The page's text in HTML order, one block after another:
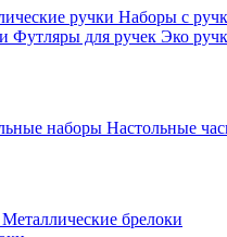
ручки Наборы с
Футляры для ручек Эко
наборы Настольные
Металлические брелоки